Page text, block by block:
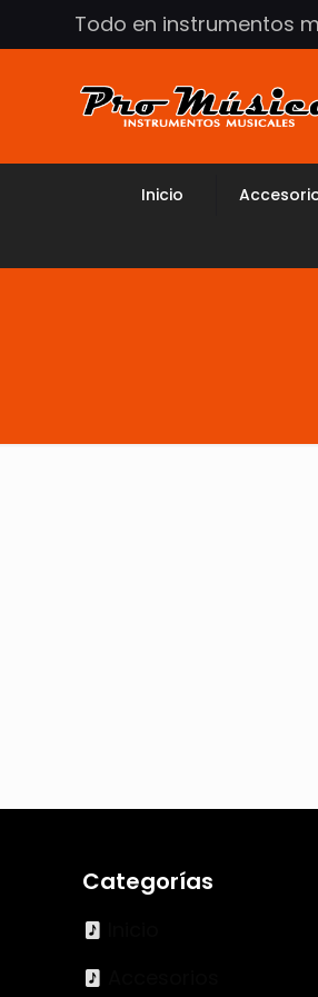
Todo en instrumentos
Inicio
Categorías